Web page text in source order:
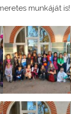
munkáját is!